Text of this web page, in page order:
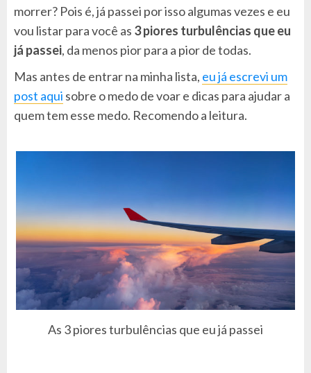
morrer? Pois é, já passei por isso algumas vezes e eu
vou listar para você as 3 piores turbulências que eu
já passei, da menos pior para a pior de todas.
Mas antes de entrar na minha lista, eu já escrevi um
post aqui sobre o medo de voar e dicas para ajudar a
quem tem esse medo. Recomendo a leitura.
As 3 piores turbulências que eu já passei